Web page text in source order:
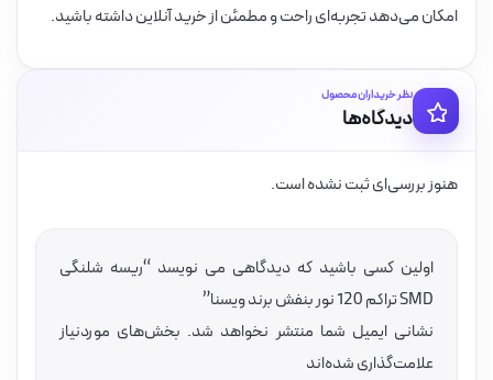
امکان می‌دهد تجربه‌ای راحت و مطمئن از خرید آنلاین داشته باشید.
نظر خریداران محصول
دیدگاه‌ها
هنوز بررسی‌ای ثبت نشده است.
اولین کسی باشید که دیدگاهی می نویسد “ریسه شلنگی
SMD تراکم 120 نور بنفش برند ویسنا”
نشانی ایمیل شما منتشر نخواهد شد. بخش‌های موردنیاز
علامت‌گذاری شده‌اند